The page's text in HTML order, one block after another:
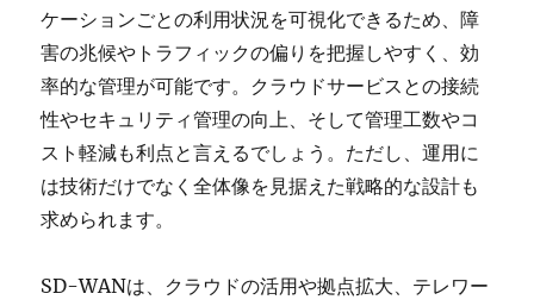
ケーションごとの利用状況を可視化できるため、障
害の兆候やトラフィックの偏りを把握しやすく、効
率的な管理が可能です。クラウドサービスとの接続
性やセキュリティ管理の向上、そして管理工数やコ
スト軽減も利点と言えるでしょう。ただし、運用に
は技術だけでなく全体像を見据えた戦略的な設計も
求められます。
SD-WANは、クラウドの活用や拠点拡大、テレワー